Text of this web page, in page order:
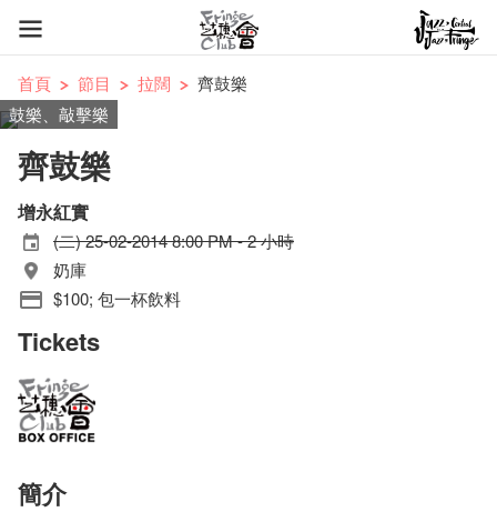
首頁 節目 拉闊
齊鼓樂
鼓樂、敲擊樂
齊鼓樂
增永紅實
(二) 25-02-2014 8:00 PM - 2 小時
奶庫
$100; 包一杯飲料
Tickets
簡介